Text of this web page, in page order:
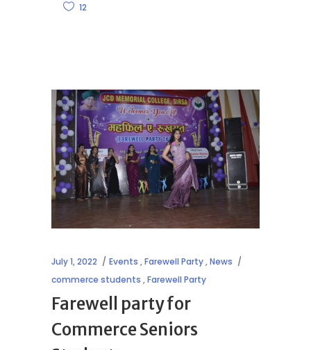
12
July 1, 2022 Events ,Farewell Party,News
commerce students ,Farewell Party
Farewell party for
Commerce Seniors